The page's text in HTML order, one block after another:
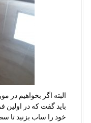
البته اگر بخواهیم در
باید گفت که در
خود را ساب بزنید تا